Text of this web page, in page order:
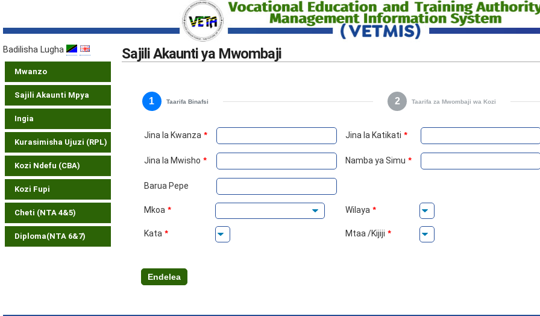
Badilisha Lugha
Mwanzo
Sajili Akaunti Mpya
Ingia
Kurasimisha Ujuzi (RPL)
Kozi Ndefu (CBA)
Kozi Fupi
Cheti (NTA 4&5)
Diploma(NTA 6&7)
Sajili Akaunti ya Mwombaji
1 Taarifa Binafsi 2 Taarifa za Mwombaji wa Kozi
Jina la Kwanza * Jina la Katikati *
Jina la Mwisho * Namba ya Simu *
Barua Pepe
Mkoa * Wilaya *
Kata * Mtaa /Kijiji *